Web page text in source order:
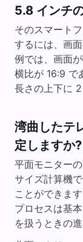
5.8 インチ
そのスマート
するには、画
例では、画面
横比が 16:9 で
長さの上下に 2
湾曲したテ
定しますか?
平面モニター
サイズ計算機
ことができま
プロセスは基
を扱うときの